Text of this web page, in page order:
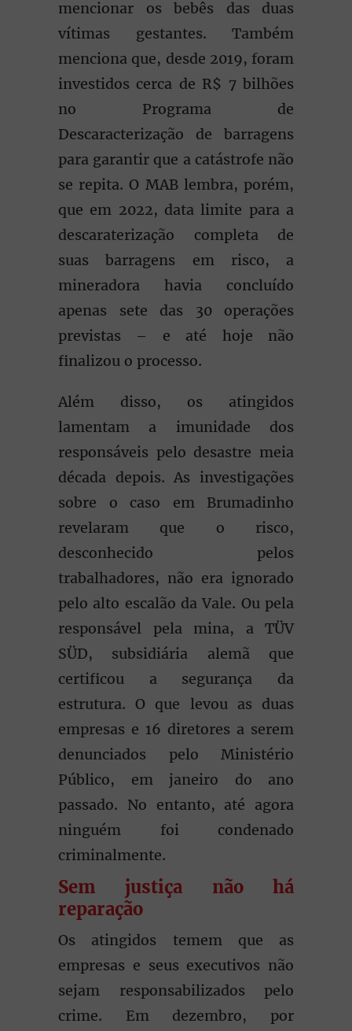
mencionar os bebês das duas
vítimas gestantes. Também
menciona que, desde 2019, foram
investidos cerca de R$ 7 bilhões
no Programa de
Descaracterização de barragens
para garantir que a catástrofe não
se repita. O MAB lembra, porém,
que em 2022, data limite para a
descaraterização completa de
suas barragens em risco, a
mineradora havia concluído
apenas sete das 30 operações
previstas – e até hoje não
finalizou o processo.
Além disso, os atingidos
lamentam a imunidade dos
responsáveis pelo desastre meia
década depois. As investigações
sobre o caso em Brumadinho
revelaram que o risco,
desconhecido pelos
trabalhadores, não era ignorado
pelo alto escalão da Vale. Ou pela
responsável pela mina, a TÜV
SÜD, subsidiária alemã que
certificou a segurança da
estrutura. O que levou as duas
empresas e 16 diretores a serem
denunciados pelo Ministério
Público, em janeiro do ano
passado. No entanto, até agora
ninguém foi condenado
criminalmente.
Sem justiça não há
reparação
Os atingidos temem que as
empresas e seus executivos não
sejam responsabilizados pelo
crime. Em dezembro, por